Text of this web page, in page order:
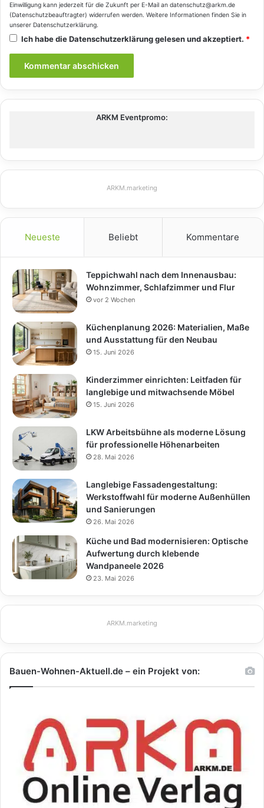
Einwilligung kann jederzeit für die Zukunft per E-Mail an datenschutz@arkm.de
(Datenschutzbeauftragter) widerrufen werden. Weitere Informationen finden Sie in
unserer Datenschutzerklärung.
Ich habe dieDatenschutzerklärunggelesen und akzeptiert. *
ARKM Eventpromo:
ARKM.marketing
Neueste Beliebt Kommentare
Teppichwahl nach dem Innenausbau:
Wohnzimmer, Schlafzimmer und Flur
vor 2 Wochen
Küchenplanung 2026: Materialien, Maße
und Ausstattung für den Neubau
15. Juni 2026
Kinderzimmer einrichten: Leitfaden für
langlebige und mitwachsende Möbel
15. Juni 2026
LKW Arbeitsbühne als moderne Lösung
für professionelle Höhenarbeiten
28. Mai 2026
Langlebige Fassadengestaltung:
Werkstoffwahl für moderne Außenhüllen
und Sanierungen
26. Mai 2026
Küche und Bad modernisieren: Optische
Aufwertung durch klebende
Wandpaneele 2026
23. Mai 2026
ARKM.marketing
Bauen-Wohnen-Aktuell.de – ein Projekt von: